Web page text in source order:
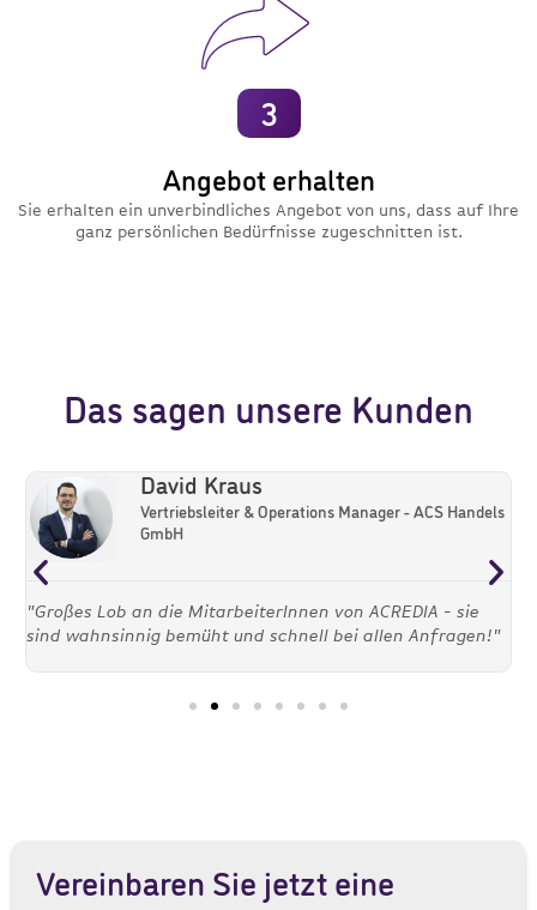
3
Angebot erhalten
Sie erhalten ein unverbindliches Angebot von uns, dass auf Ihre
ganz persönlichen Bedürfnisse zugeschnitten ist.
Das sagen unsere Kunden
David Kraus
Vertriebsleiter & Operations Manager - ACS Handels
GmbH
"Großes Lob an die MitarbeiterInnen von ACREDIA - sie
sind wahnsinnig bemüht und schnell bei allen Anfragen!"
Vereinbaren Sie jetzt eine